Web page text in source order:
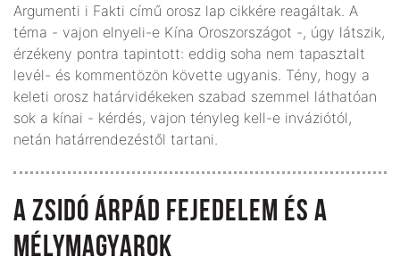
Argumenti i Fakti című orosz lap cikkére reagáltak. A
téma - vajon elnyeli-e Kína Oroszországot -, úgy látszik,
érzékeny pontra tapintott: eddig soha nem tapasztalt
levél- és kommentözön követte ugyanis. Tény, hogy a
keleti orosz határ­vidékeken szabad szemmel láthatóan
sok a kínai - kérdés, vajon tényleg kell-e inváziótól,
netán határrendezéstől tartani.
A ZSIDÓ ÁRPÁD FEJEDELEM ÉS A
MÉLYMAGYAROK